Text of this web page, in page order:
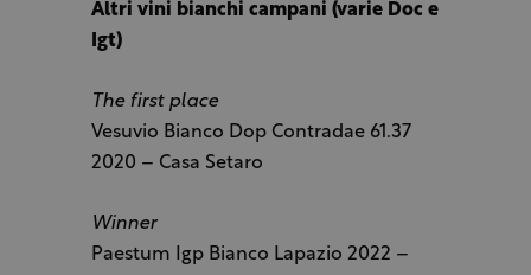
Altri vini bianchi campani (varie Doc e
Igt)
The first place
Vesuvio Bianco Dop Contradae 61.37
2020 – Casa Setaro
Winner
Paestum Igp Bianco Lapazio 2022 –